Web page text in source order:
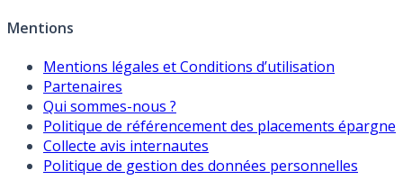
Mentions
Mentions légales et Conditions d’utilisation
Partenaires
Qui sommes-nous ?
Politique de référencement des placements épargne
Collecte avis internautes
Politique de gestion des données personnelles